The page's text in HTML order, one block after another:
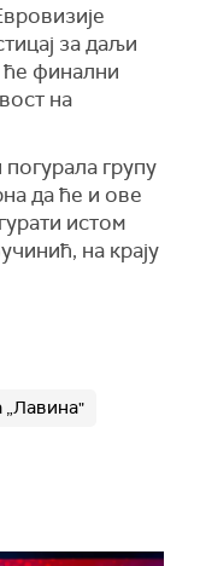
за даљи
ће финални
на
групу
да ће и ове
истом
на крају
„Лавина"